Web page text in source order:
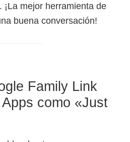
¡La mejor herramienta de
buena conversación!
Family Link
como «Just